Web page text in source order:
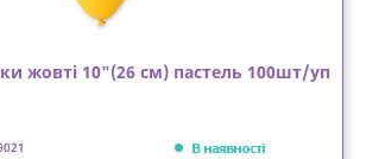
жовті 10"(26 см) пастель 100шт/уп
В наявності